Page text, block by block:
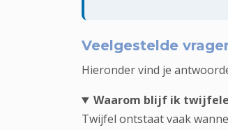
Veelgestelde
Hieronder vind je
Waarom blijf ik
Twijfel ontstaat vaak